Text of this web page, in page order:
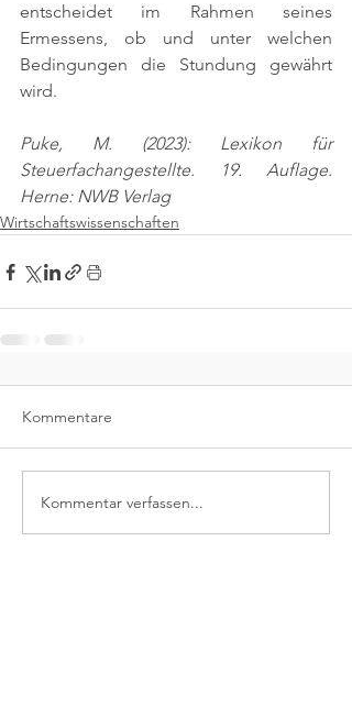
entscheidet im Rahmen seines
Ermessens, ob und unter welchen
Bedingungen die Stundung gewährt
wird.
Puke, M. (2023): Lexikon für
Steuerfachangestellte. 19. Auflage.
Herne: NWB Verlag
Wirtschaftswissenschaften
Kommentare
Kommentar verfassen...